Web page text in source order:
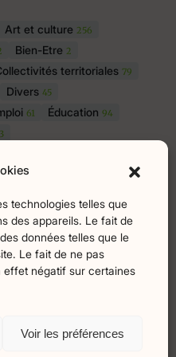
technologies telles que
des appareils. Le fait de
données telles que le
Le fait de ne pas
effet négatif sur certaines
Voir les préférences
Art et culture 256
Bien-Etre 2
territoriales 79
Divers 45
61 Éducation 94
lecteurs
19